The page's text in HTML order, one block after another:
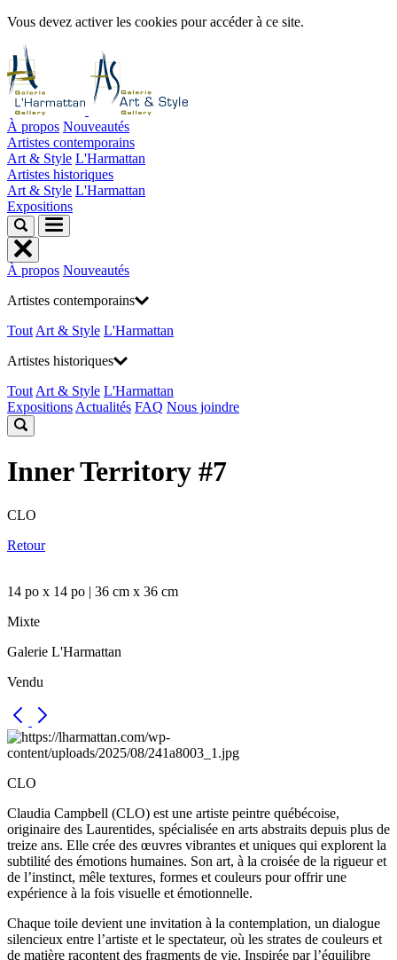
Vous devez activer les cookies pour accéder à ce site.
À propos Nouveautés
Artistes contemporains
Art & Style L'Harmattan
Artistes historiques
Art & Style L'Harmattan
Expositions
À propos Nouveautés
Artistes contemporains
Tout Art & Style L'Harmattan
Artistes historiques
Tout Art & Style L'Harmattan
Expositions Actualités FAQ Nous joindre
Inner Territory #7
CLO
Retour
14 po x 14 po | 36 cm x 36 cm
Mixte
Galerie L'Harmattan
Vendu
CLO
Claudia Campbell (CLO) est une artiste peintre québécoise,
originaire des Laurentides, spécialisée en arts abstraits depuis plus de
treize ans. Elle crée des œuvres vibrantes et uniques qui explorent la
subtilité des émotions humaines. Son art, à la croisée de la rigueur et
de l’instinct, mêle textures, formes et couleurs pour offrir une
expérience à la fois visuelle et émotionnelle.
Chaque toile devient une invitation à la contemplation, un dialogue
silencieux entre l’artiste et le spectateur, où les strates de couleurs et
de matière racontent des fragments de vie. Inspirée par l’équilibre